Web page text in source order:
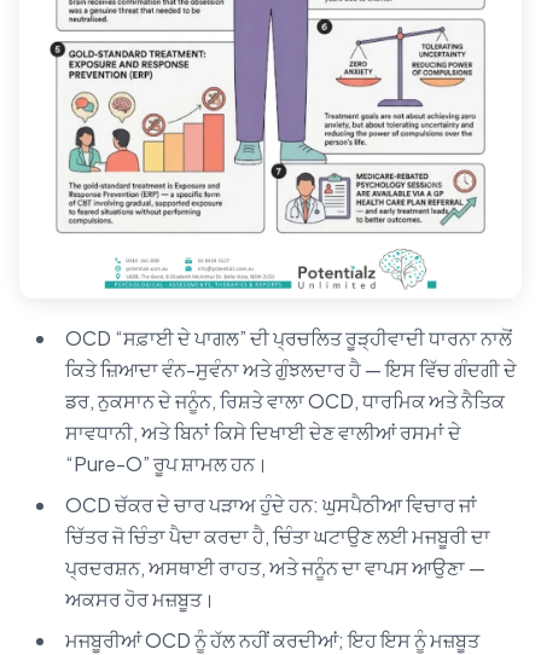
OCD “ਸਫ਼ਾਈ ਦੇ ਪਾਗਲ” ਦੀ ਪ੍ਰਚਲਿਤ ਰੂੜ੍ਹੀਵਾਦੀ ਧਾਰਨਾ ਨਾਲੋਂ
ਕਿਤੇ ਜ਼ਿਆਦਾ ਵੰਨ-ਸੁਵੰਨਾ ਅਤੇ ਗੁੰਝਲਦਾਰ ਹੈ — ਇਸ ਵਿੱਚ ਗੰਦਗੀ ਦੇ
ਡਰ, ਨੁਕਸਾਨ ਦੇ ਜਨੂੰਨ, ਰਿਸ਼ਤੇ ਵਾਲਾ OCD, ਧਾਰਮਿਕ ਅਤੇ ਨੈਤਿਕ
ਸਾਵਧਾਨੀ, ਅਤੇ ਬਿਨਾਂ ਕਿਸੇ ਦਿਖਾਈ ਦੇਣ ਵਾਲੀਆਂ ਰਸਮਾਂ ਦੇ
“Pure-O” ਰੂਪ ਸ਼ਾਮਲ ਹਨ।
OCD ਚੱਕਰ ਦੇ ਚਾਰ ਪੜਾਅ ਹੁੰਦੇ ਹਨ: ਘੁਸਪੈਠੀਆ ਵਿਚਾਰ ਜਾਂ
ਚਿੱਤਰ ਜੋ ਚਿੰਤਾ ਪੈਦਾ ਕਰਦਾ ਹੈ, ਚਿੰਤਾ ਘਟਾਉਣ ਲਈ ਮਜਬੂਰੀ ਦਾ
ਪ੍ਰਦਰਸ਼ਨ, ਅਸਥਾਈ ਰਾਹਤ, ਅਤੇ ਜਨੂੰਨ ਦਾ ਵਾਪਸ ਆਉਣਾ —
ਅਕਸਰ ਹੋਰ ਮਜ਼ਬੂਤ।
ਮਜਬੂਰੀਆਂ OCD ਨੂੰ ਹੱਲ ਨਹੀਂ ਕਰਦੀਆਂ; ਇਹ ਇਸ ਨੂੰ ਮਜ਼ਬੂਤ